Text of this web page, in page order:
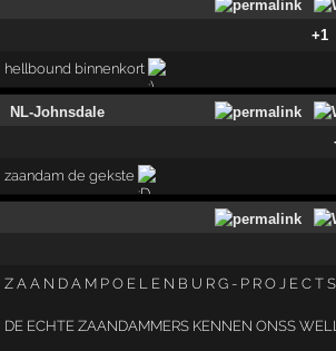
+1
hellbound binnenkort
NL-Johnsdale
zaandam de gekste
Z A A N D A M P O E L E N B U R G - P R O J E C T S
DE ECHTE ZAANDAMMERS KENNEN ONSS